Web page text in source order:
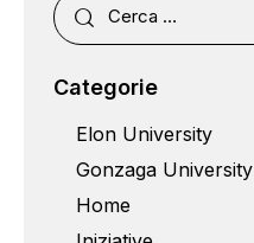
Categorie
Elon University
Gonzaga University
Home